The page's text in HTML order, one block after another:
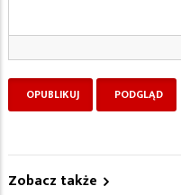
Zobacz także